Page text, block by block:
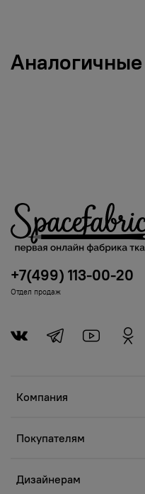
Компания
Покупателям
Дизайнерам
+7(499) 113-00-20
Отдел продаж